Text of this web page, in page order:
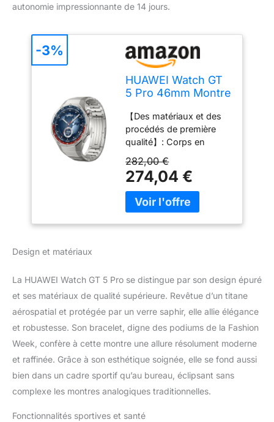
autonomie impressionnante de 14 jours.
HUAWEI Watch GT
5 Pro 46mm Montre
aux Lignes
épurées,
Programmes
d'entraînement de
Pointe, Suivi de la
santé, ECG, Jusqu'à
14 Jours
d'autonomie, iOS &
Android, Titane
【Des matériaux et des
procédés de première
qualité】: Corps en
et L'écran en verre saphir
accentue le côté luxueux
du design en platine,
produisant une grandeur
apnée et trail
running,Revivez des
courses, des rides et des
randonnées dans toute
leur splendeur et restez
sur la bonne voie grâce à
la navigation au poignet
fluide et aux itinéraires
cartographiques en
temps réel. 【Autonomie
de la batterie robuste】:
282,00 €
274,04 €
-3%
Design et matériaux
La HUAWEI Watch GT 5 Pro se distingue par son design épuré
et ses matériaux de qualité supérieure. Revêtue d’un titane
aérospatial et protégée par un verre saphir, elle allie élégance
et robustesse. Son bracelet, digne des podiums de la Fashion
Week, confère à cette montre une allure résolument moderne
et raffinée. Grâce à son esthétique soignée, elle se fond aussi
bien dans un cadre sportif qu’au bureau, éclipsant sans
complexe les montres analogiques traditionnelles.
Fonctionnalités sportives et santé